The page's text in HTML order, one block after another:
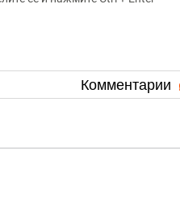
Комментарии